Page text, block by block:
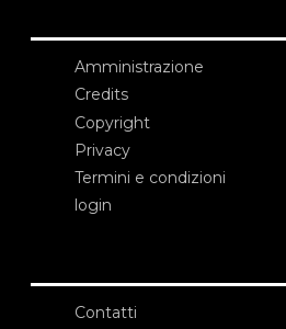
Amministrazione
Credits
Copyright
Privacy
Termini e condizioni
login
Contatti